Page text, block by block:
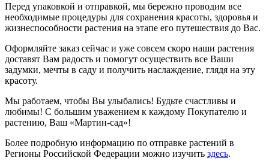
Перед упаковкой и отправкой, мы бережно проводим все
необходимые процедуры для сохранения красоты, здоровья и
жизнеспособности растения на этапе его путешествия до Вас.
Оформляйте заказ сейчас и уже совсем скоро наши растения
доставят Вам радость и помогут осуществить все Ваши
задумки, мечты в саду и получить наслаждение, глядя на эту
красоту.
Мы работаем, чтобы Вы улыбались! Будьте счастливы и
любимы! С большим уважением к каждому Покупателю и
растению, Ваш «Мартин-сад»!
Более подробную информацию по отправке растений в
Регионы Российской Федерации можно изучить здесь.